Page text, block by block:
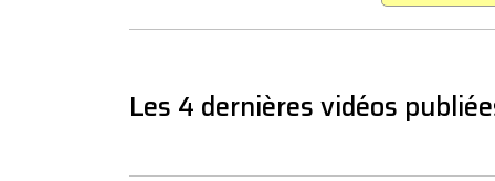
Les 4 dernières vidéos